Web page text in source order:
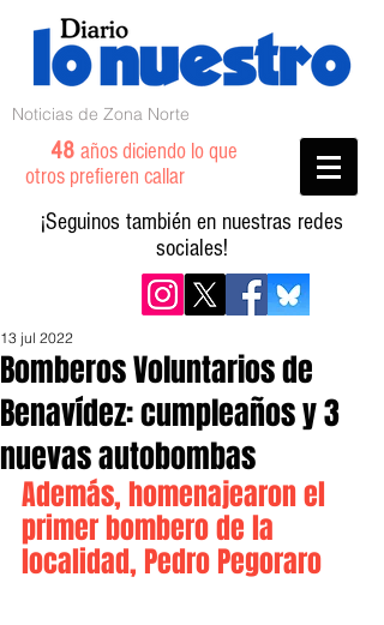
Noticias de Zona Norte
48 años diciendo lo que
otros prefieren callar
¡Seguinos también en nuestras redes
sociales!
Bomberos Voluntarios de
Benavídez: cumpleaños y 3
nuevas autobombas
13 jul 2022
Además, homenajearon el
primer bombero de la
localidad, Pedro Pegoraro